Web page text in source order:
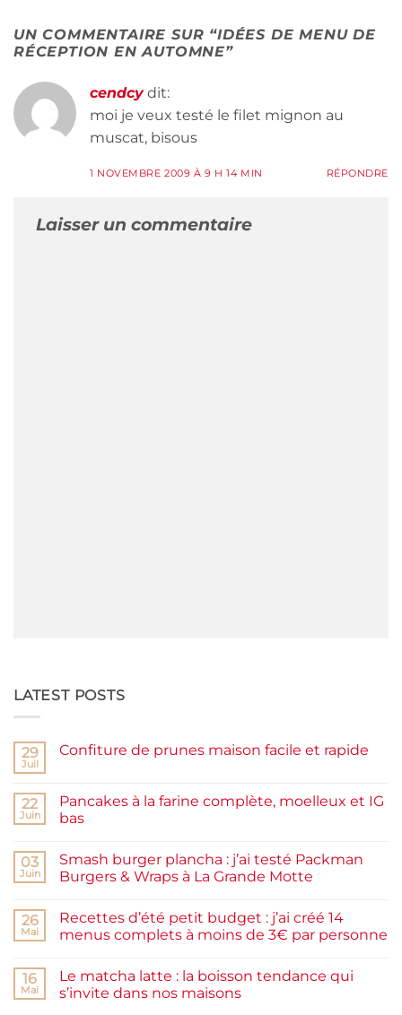
UN COMMENTAIRE SUR “IDÉES DE MENU DE
RÉCEPTION EN AUTOMNE”
cendcy dit:
moi je veux testé le filet mignon au
muscat, bisous
1 NOVEMBRE 2009 À 9 H 14 MIN RÉPONDRE
Laisser un commentaire
LATEST POSTS
29
Juil
Confiture de prunes maison facile et rapide
Confiture
de
prunes
et
rapide
22
Juin
Pancakes à la farine complète, moelleux et IG
bas
sur
Pancakes
à
complète,
moelleux
et
03
Juin
Smash burger plancha : j’ai testé Packman
Burgers & Wraps à La Grande Motte
sur
Smash
burger
testé
Packman
Burgers &
26
Mai
Recettes d’été petit budget : j’ai créé 14
menus complets à moins de 3€ par personne
sur
Recettes
d’été
16
Mai
Le matcha latte : la boisson tendance qui
s’invite dans nos maisons